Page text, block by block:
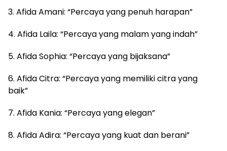
3. Afida Amani: “Percaya yang penuh harapan”
4. Afida Laila: “Percaya yang malam yang indah”
5. Afida Sophia: “Percaya yang bijaksana”
6. Afida Citra: “Percaya yang memiliki citra yang
baik”
7. Afida Kania: “Percaya yang elegan”
8. Afida Adira: “Percaya yang kuat dan berani”